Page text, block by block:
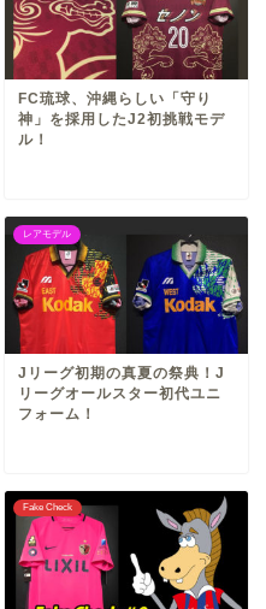
FC琉球、沖縄らしい「守り
神」を採用したJ2初挑戦モデ
ル！
レアモデル
Jリーグ初期の真夏の祭典！J
リーグオールスター初代ユニ
フォーム！
Fake Check